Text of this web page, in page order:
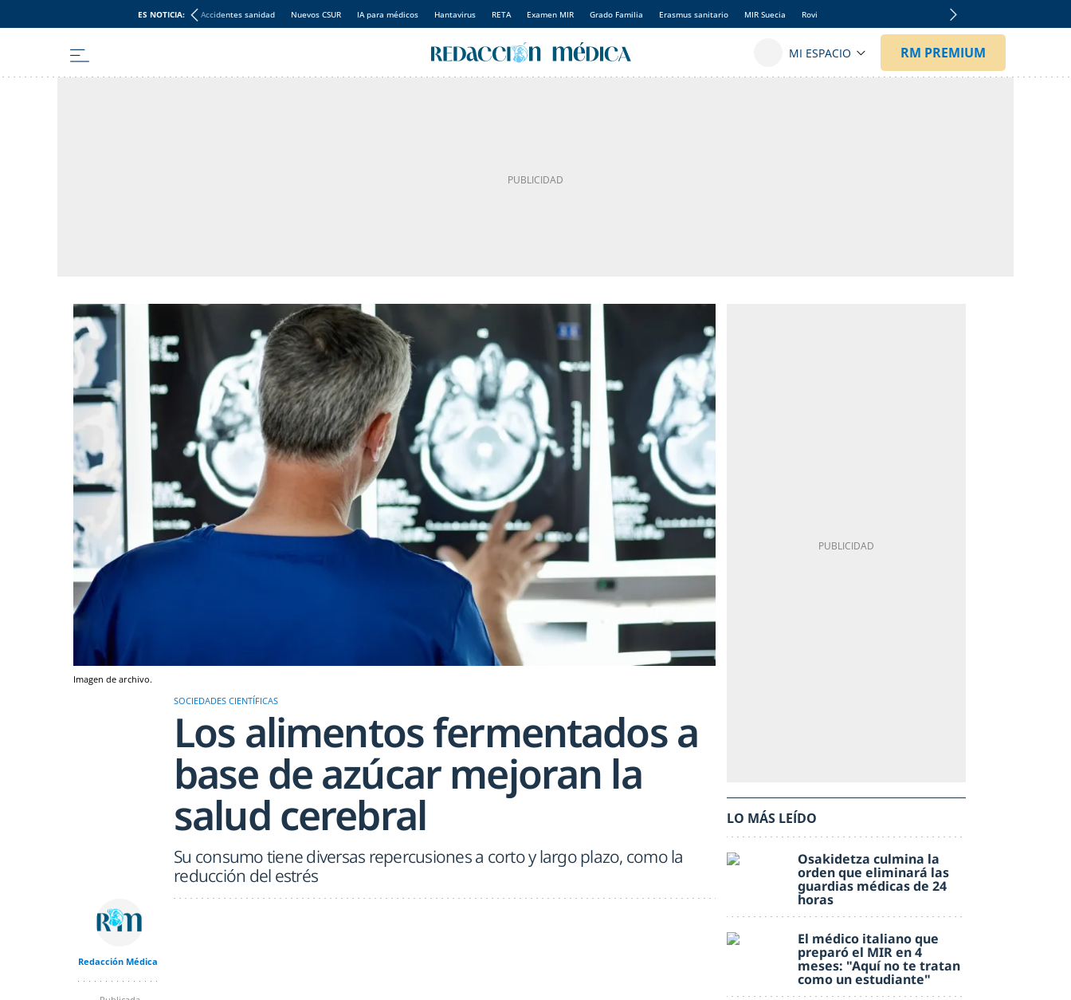
ES NOTICIA: Accidentes sanidad Nuevos CSUR IA para médicos Hantavirus RETA Examen MIR Grado Familia Erasmus sanitario MIR Suecia Rovi
Imagen de archivo.
SOCIEDADES CIENTÍFICAS
Los alimentos fermentados a
base de azúcar mejoran la
salud cerebral
Su consumo tiene diversas repercusiones a corto y largo plazo, como la
reducción del estrés
Redacción Médica
LO MÁS LEÍDO
Osakidetza culmina la
orden que eliminará las
guardias médicas de 24
horas
El médico italiano que
preparó el MIR en 4
meses: "Aquí no te tratan
como un estudiante"